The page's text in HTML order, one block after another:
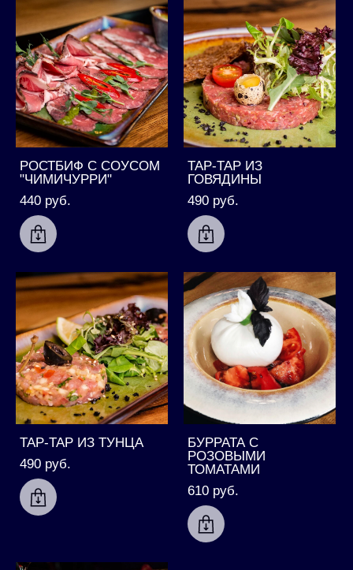
РОСТБИФ С СОУСОМ
"ЧИМИЧУРРИ"
440 pуб.
ТАР-ТАР ИЗ
ГОВЯДИНЫ
490 pуб.
ТАР-ТАР ИЗ ТУНЦА
490 pуб.
БУРРАТА С
РОЗОВЫМИ
ТОМАТАМИ
610 pуб.